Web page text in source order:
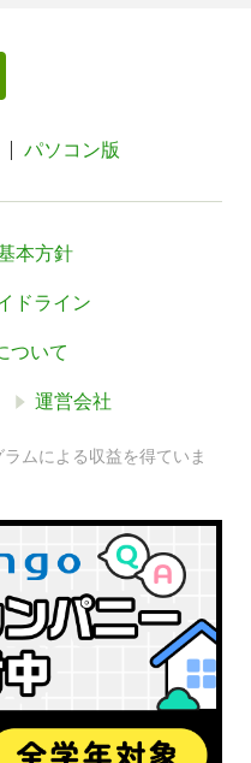
パソコン版
本方針
ドライン
ついて
運営会社
ムによる収益を得ていま